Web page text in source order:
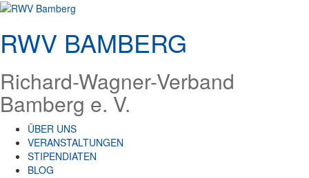
Zum
springen
RWV BAMBERG
Richard-Wagner-Verband
Bamberg e. V.
ÜBER UNS
VERANSTALTUNGEN
STIPENDIATEN
BLOG